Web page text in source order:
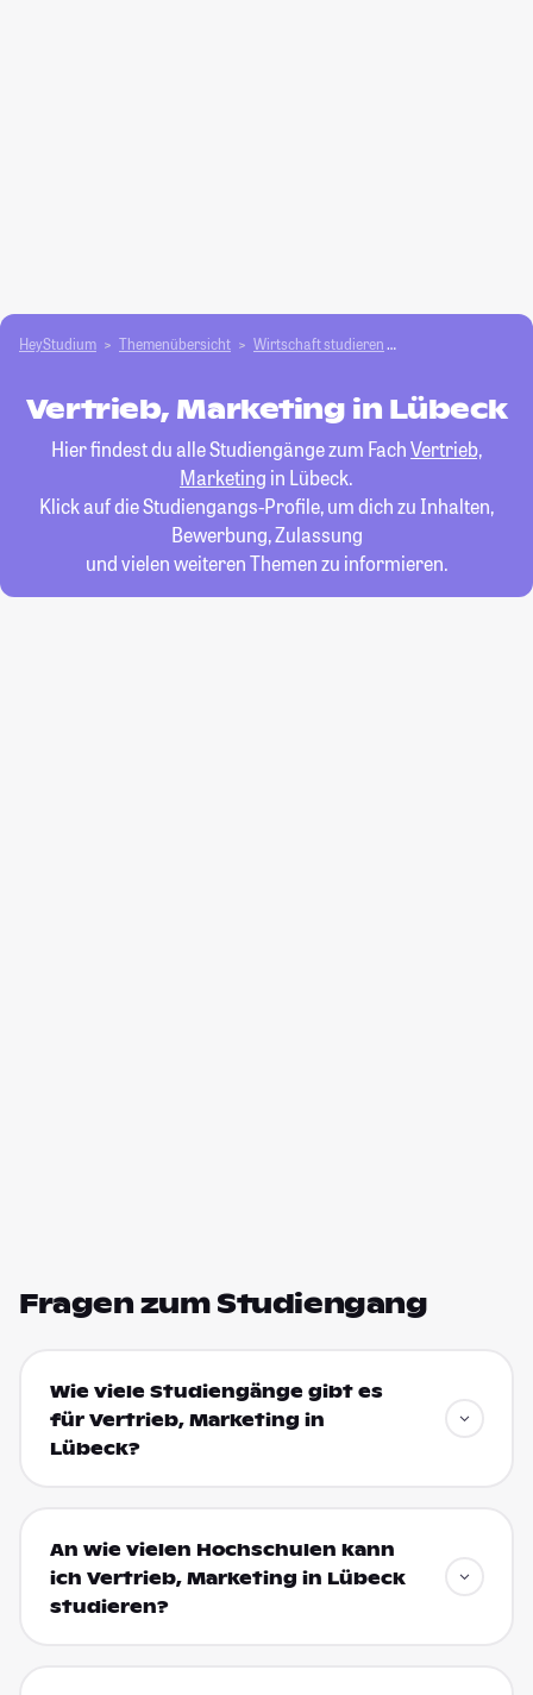
HeyStudium Themenübersicht Wirtschaft studieren
Vertrieb, Marketing in Lübeck
Hier findest du alle Studiengänge zum FachVertrieb,
Marketing in Lübeck.
Klick auf die Studiengangs-Profile, um dich zu Inhalten,
Bewerbung, Zulassung
und vielen weiteren Themen zu informieren.
Fragen zum Studiengang
Wie viele Studiengänge gibt es
für Vertrieb, Marketing in
Lübeck?
An wie vielen Hochschulen kann
ich Vertrieb, Marketing in Lübeck
studieren?